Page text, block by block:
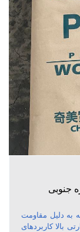
به دلیل مقاومت
بالا کاربردهای